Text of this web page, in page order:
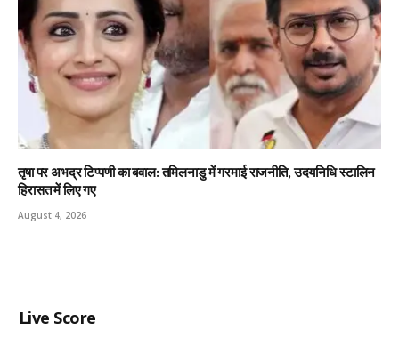
तृषा पर अभद्र टिप्पणी का बवाल: तमिलनाडु में गरमाई राजनीति, उदयनिधि स्टालिन
हिरासत में लिए गए
August 4, 2026
Live Score